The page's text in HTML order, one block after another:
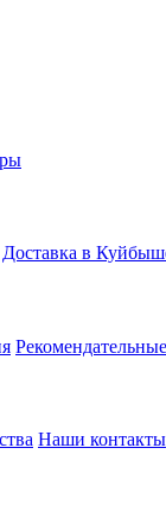
Доставка в
Наши контакты